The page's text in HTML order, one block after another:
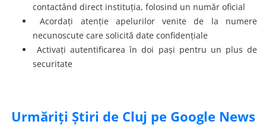
contactând direct instituția, folosind un număr oficial
Acordați atenție apelurilor venite de la numere
necunoscute care solicită date confidențiale
Activați autentificarea în doi pași pentru un plus de
securitate
Urmăriți Știri de Cluj pe Google News